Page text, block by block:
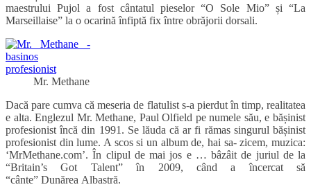
maestrului Pujol a fost cântatul pieselor “O Sole Mio” și “La
Marseillaise” la o ocarină înfiptă fix între obrăjorii dorsali.
Mr. Methane
Dacă pare cumva că meseria de flatulist s-a pierdut în timp, realitatea
e alta. Englezul Mr. Methane, Paul Olfield pe numele său, e bășinist
profesionist încă din 1991. Se lăuda că ar fi rămas singurul bășinist
profesionist din lume. A scos si un album de, hai sa- zicem, muzica:
‘MrMethane.com’. În clipul de mai jos e … bâzâit de juriul de la
“Britain’s Got Talent” în 2009, când a încercat să
“cânte” Dunărea Albastră.